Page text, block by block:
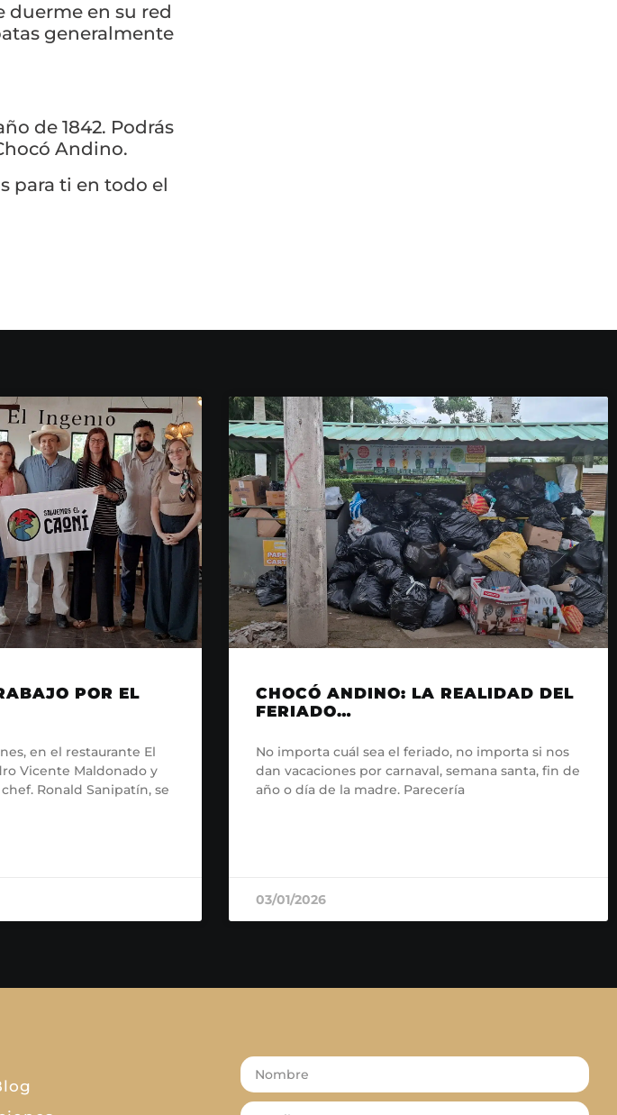
duerme en su red
generalmente
de 1842. Podrás
Andino.
para ti en todo el
POR EL
en el restaurante El
Vicente Maldonado y
Ronald Sanipatín, se
CHOCÓ ANDINO: LA REALIDAD DEL
FERIADO…
No importa cuál sea el feriado, no importa si nos
dan vacaciones por carnaval, semana santa, fin de
año o día de la madre. Parecería
03/01/2026